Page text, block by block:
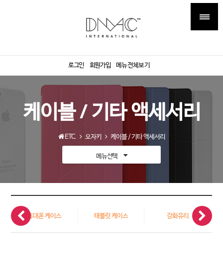
로그인 회원가입 메뉴전체보기
케이블 / 기타 액세서리
ETC. 오자키 케이블 / 기타 액세서리
메뉴선택
휴대폰 케이스 태블릿 케이스 강화유리